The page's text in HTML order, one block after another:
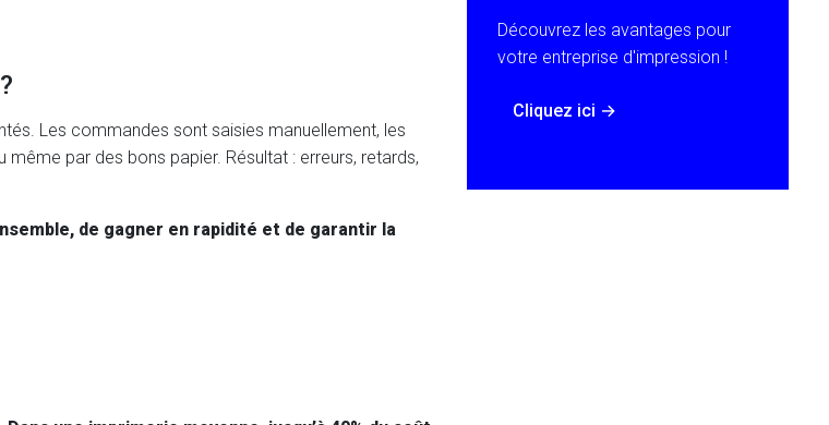
Les commandes sont saisies manuellement, les
par des bons papier. Résultat : erreurs, retards,
de gagner en rapidité et de garantir la
Découvrez les avantages pour
votre entreprise d'impression !
Cliquez ici →